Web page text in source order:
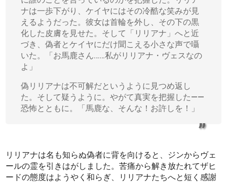
ナは一歩下がり、ケイヤにはその冷酷な笑みが見
えるようだった。彼女は首輪を外し、その下の黒
化した皮膚を見せた。そして「リリアナ」へと近
づき、偽者とケイヤにだけ聞こえる小さな声で囁
いた。「お馬鹿さん……私がリリアナ・ヴェスなの
よ」
偽リリアナは不可解だというように見つめ返し
た。そして疑うように。やがて真実を把握した――
恐怖とともに。「馬鹿な、そんな！お許しを！」
リリアナは名も知らぬ偽者に背を向けると、ジンからヴェ
ールの霊を引きはがしました。苦痛から解き放たれてザヒ
ードの態度はようやく和らぎ、リリアナたちへと短く感謝